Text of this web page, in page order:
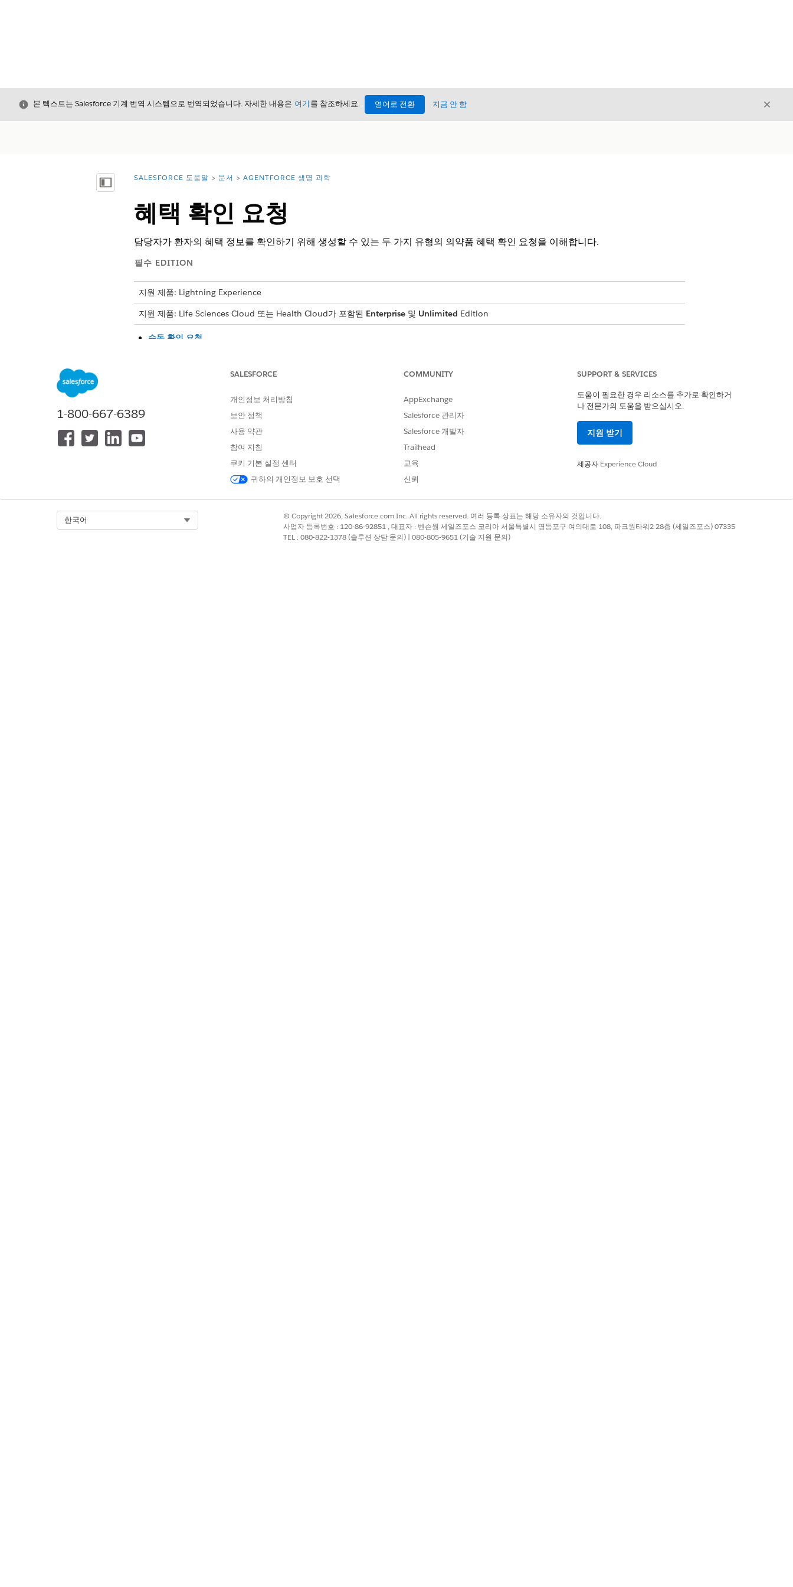
닫기본 텍스트는 Salesforce 기계 번역 시스템으로 번역되었습니다. 자세한 내용은 여기 를 참조하세요. 영어로 전환 지금 안 함 닫기
목차 표시 위치:
SALESFORCE 도움말 문서 AGENTFORCE 생명 과학
혜택 확인 요청
담당자가 환자의 혜택 정보를 확인하기 위해 생성할 수 있는 두 가지 유형의 의약품 혜택 확인 요청을 이해합니다.
필수 EDITION
지원 제품: Lightning Experience
지원 제품: Life Sciences Cloud 또는 Health Cloud가 포함된 Enterprise및 Unlimited Edition
수동 확인 요청
전자 혜택 확인 요청을 사용하여 지불자와 연락하는 데 소요되는 시간을 단축합니다. 이 요청은 정보 센터를 통한 지불자와의 전자적 보장 정보 교환
으로 확인 프로세스를 자동화합니다.
이 기사를 통해 문제를 해결했습니까?
개선을 위한 의견을 보내주세요.
예
1-800-667-6389
SALESFORCE
개인정보 처리방침
보안 정책
사용 약관
참여 지침
쿠키 기본 설정 센터
귀하의 개인정보 보호 선택
COMMUNITY
AppExchange
Salesforce 관리자
Salesforce 개발자
Trailhead
교육
신뢰
SUPPORT & SERVICES
도움이 필요한 경우 리소스를 추가로 확인하거
나 전문가의 도움을 받으십시오.
지원 받기
제공자 Experience Cloud
한국어
© Copyright 2026, Salesforce.com Inc. All rights reserved. 여러 등록 상표는 해당 소유자의 것입니다.
사업자 등록번호 : 120-86-92851 , 대표자 : 벤슨웡 세일즈포스 코리아 서울특별시 영등포구 여의대로 108, 파크원타워2 28층 (세일즈포스) 07335
TEL : 080-822-1378 (솔루션 상담 문의) | 080-805-9651 (기술 지원 문의)